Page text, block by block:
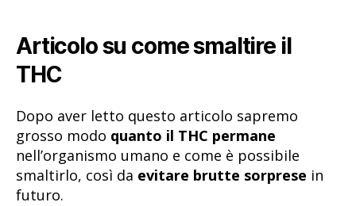
Articolo su come smaltire il
THC
Dopo aver letto questo articolo sapremo
grosso modo quanto il THC permane
nell’organismo umano e come è possibile
smaltirlo, così da evitare brutte sorprese in
futuro.